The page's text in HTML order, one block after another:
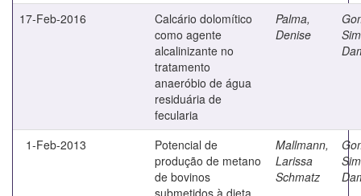
17-Feb-2016
Calcário dolomítico
como agente
alcalinizante no
tratamento
anaeróbio de água
residuária de
fecularia
Palma,
Denise
1-Feb-2013
Potencial de
produção de metano
de bovinos
submetidos à dieta
Mallmann,
Larissa
Schmatz